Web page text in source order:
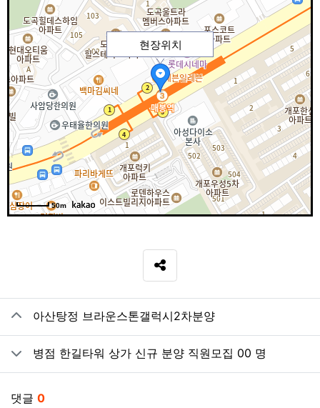
현장위치
50m
SNS 공유
관련자료
아산탕정 브라운스톤갤럭시2차분양
병점 한길타워 상가 신규 분양 직원모집 00 명
댓글 0